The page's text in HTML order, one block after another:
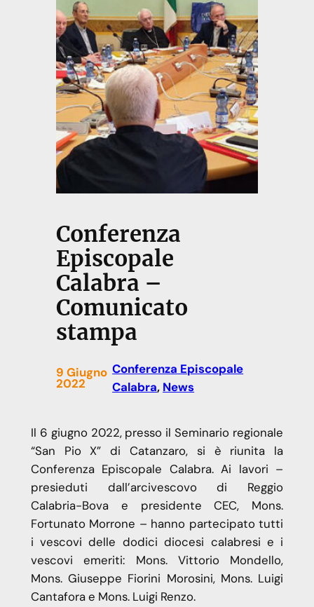
Conferenza
Episcopale
Calabra –
Comunicato
stampa
9 Giugno
2022
Conferenza Episcopale
Calabra, News
Il 6 giugno 2022, presso il Seminario regionale
“San Pio X” di Catanzaro, si è riunita la
Conferenza Episcopale Calabra. Ai lavori –
presieduti dall’arcivescovo di Reggio
Calabria-Bova e presidente CEC, Mons.
Fortunato Morrone – hanno partecipato tutti
i vescovi delle dodici diocesi calabresi e i
vescovi emeriti: Mons. Vittorio Mondello,
Mons. Giuseppe Fiorini Morosini, Mons. Luigi
Cantafora e Mons. Luigi Renzo.